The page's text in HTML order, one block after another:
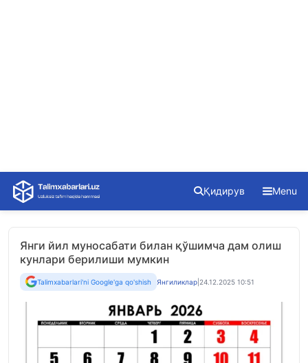
Skip
content
Қидирув Menu
Янги йил муносабати билан қўшимча дам олиш
кунлари берилиши мумкин
Talimxabarlari'ni Google'ga qo'shish Янгиликлар 24.12.2025 10:51